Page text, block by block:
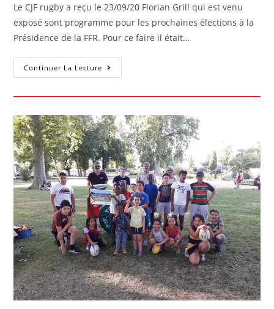
Le CJF rugby a reçu le 23/09/20 Florian Grill qui est venu
exposé sont programme pour les prochaines élections à la
Présidence de la FFR. Pour ce faire il était…
Continuer La Lecture